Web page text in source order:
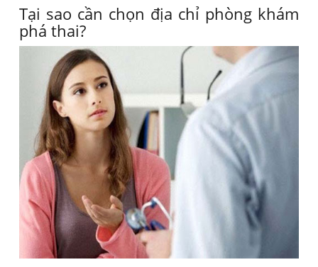
Tại sao cần chọn địa chỉ phòng khám
phá thai?